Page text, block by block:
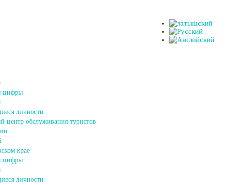
цифры
личности
центр обслуживания туристов
крае
цифры
личности